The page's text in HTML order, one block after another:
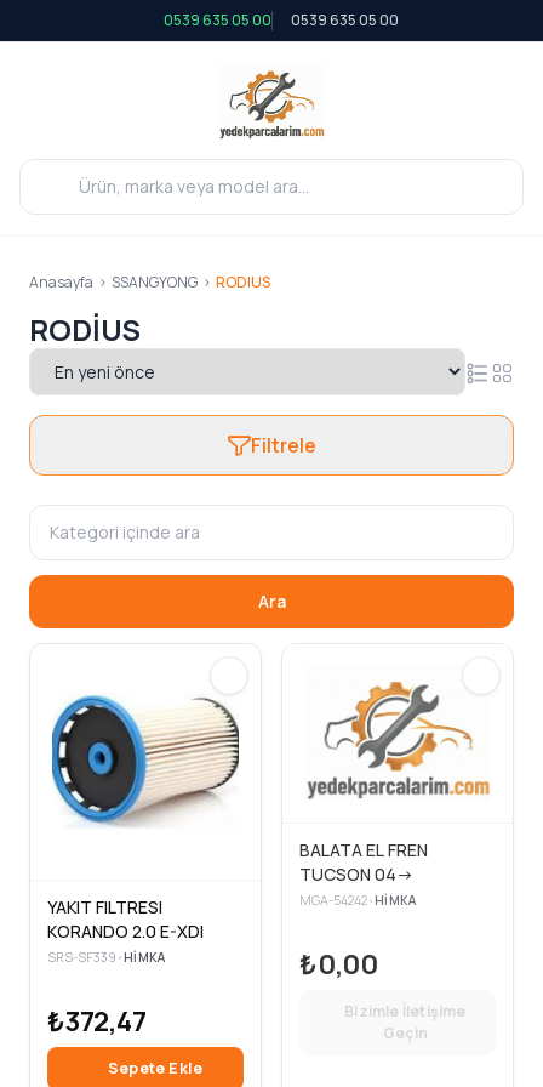
0539 635 05 00 0539 635 05 00
Anasayfa > SSANGYONG > RODIUS
RODIUS
Filtrele
Ara
YAKIT FILTRESI
KORANDO 2.0 E-XDI
SRS-SF339 •HIMKA
₺372,47
Sepete Ekle
BALATA EL FREN
TUCSON 04->
MGA-54242• HIMKA
₺0,00
Bizimle İletişime
Geçin